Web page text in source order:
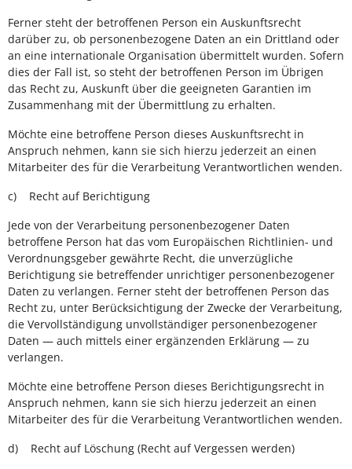
Ferner steht der betroffenen Person ein Auskunftsrecht
darüber zu, ob personenbezogene Daten an ein Drittland oder
an eine internationale Organisation übermittelt wurden. Sofern
dies der Fall ist, so steht der betroffenen Person im Übrigen
das Recht zu, Auskunft über die geeigneten Garantien im
Zusammenhang mit der Übermittlung zu erhalten.
Möchte eine betroffene Person dieses Auskunftsrecht in
Anspruch nehmen, kann sie sich hierzu jederzeit an einen
Mitarbeiter des für die Verarbeitung Verantwortlichen wenden.
c) Recht auf Berichtigung
Jede von der Verarbeitung personenbezogener Daten
betroffene Person hat das vom Europäischen Richtlinien- und
Verordnungsgeber gewährte Recht, die unverzügliche
Berichtigung sie betreffender unrichtiger personenbezogener
Daten zu verlangen. Ferner steht der betroffenen Person das
Recht zu, unter Berücksichtigung der Zwecke der Verarbeitung,
die Vervollständigung unvollständiger personenbezogener
Daten — auch mittels einer ergänzenden Erklärung — zu
verlangen.
Möchte eine betroffene Person dieses Berichtigungsrecht in
Anspruch nehmen, kann sie sich hierzu jederzeit an einen
Mitarbeiter des für die Verarbeitung Verantwortlichen wenden.
d) Recht auf Löschung (Recht auf Vergessen werden)